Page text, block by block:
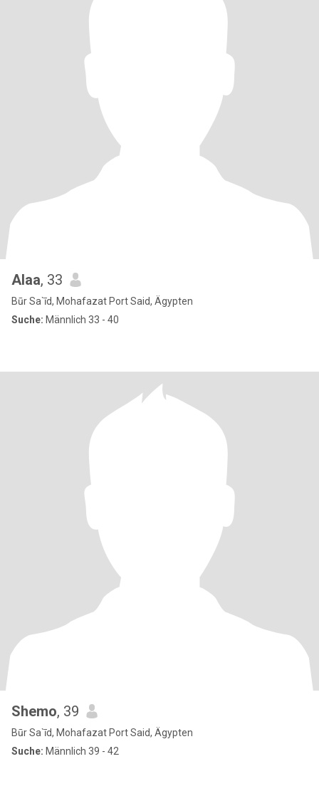
Alaa, 33
Būr Sa`īd, Mohafazat Port Said, Ägypten
Suche: Männlich 33 - 40
Shemo, 39
Būr Sa`īd, Mohafazat Port Said, Ägypten
Suche: Männlich 39 - 42